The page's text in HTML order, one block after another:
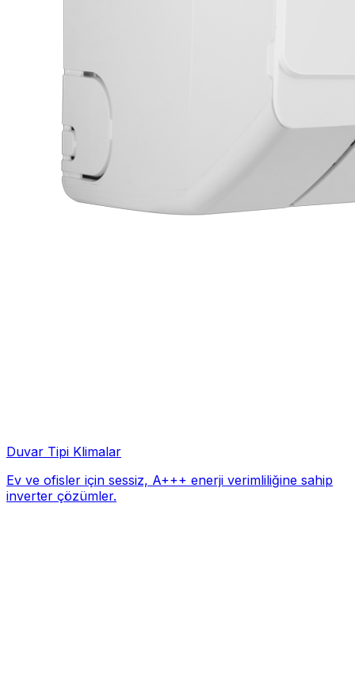
Duvar Tipi Klimalar
Ev ve ofisler için sessiz, A+++ enerji verimliliğine sahip
inverter çözümler.